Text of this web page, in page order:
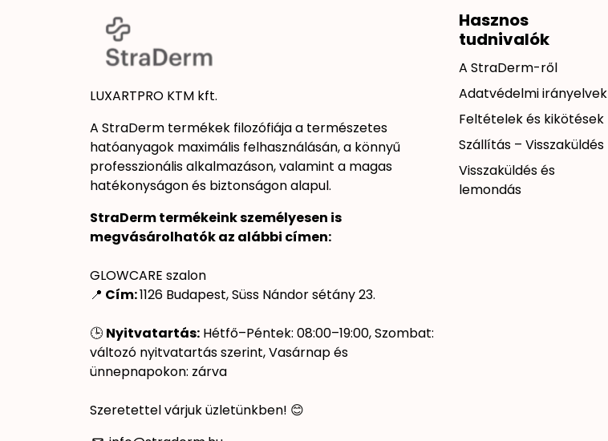
LUXARTPRO KTM kft.
A StraDerm termékek filozófiája a természetes
hatóanyagok maximális felhasználásán, a könnyű
professzionális alkalmazáson, valamint a magas
hatékonyságon és biztonságon alapul.
StraDerm termékeink személyesen is
megvásárolhatók az alábbi címen:
GLOWCARE szalon
📍 Cím:1126 Budapest, Süss Nándor sétány 23.
🕒 Nyitvatartás: Hétfő–Péntek: 08:00–19:00, Szombat:
változó nyitvatartás szerint, Vasárnap és
ünnepnapokon: zárva
Szeretettel várjuk üzletünkben! 😊
Hasznos
tudnivalók
A StraDerm-ről
Adatvédelmi irányelvek
Feltételek és kikötések
Szállítás – Visszaküldés
Visszaküldés és
lemondás